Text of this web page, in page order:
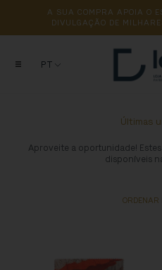
A SUA COMPRA APOIA O
DIVULGAÇÃO DE
PT
Últimas
Aproveite a oportunidade!
disponíveis